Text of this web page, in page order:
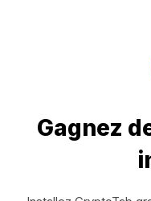
Gagnez